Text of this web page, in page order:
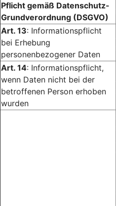
Pflicht gemäß Datenschutz-
Grundverordnung (DSGVO)
Art. 13: Informationspflicht
bei Erhebung
personenbezogener Daten
Art. 14: Informationspflicht,
wenn Daten nicht bei der
betroffenen Person erhoben
wurden